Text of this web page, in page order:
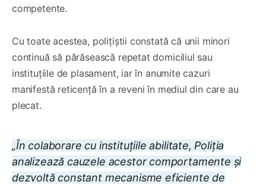
competente.
Cu toate acestea, polițiștii constată că unii minori
continuă să părăsească repetat domiciliul sau
instituțiile de plasament, iar în anumite cazuri
manifestă reticență în a reveni în mediul din care au
plecat.
„În colaborare cu instituțiile abilitate, Poliția
analizează cauzele acestor comportamente și
dezvoltă constant mecanisme eficiente de